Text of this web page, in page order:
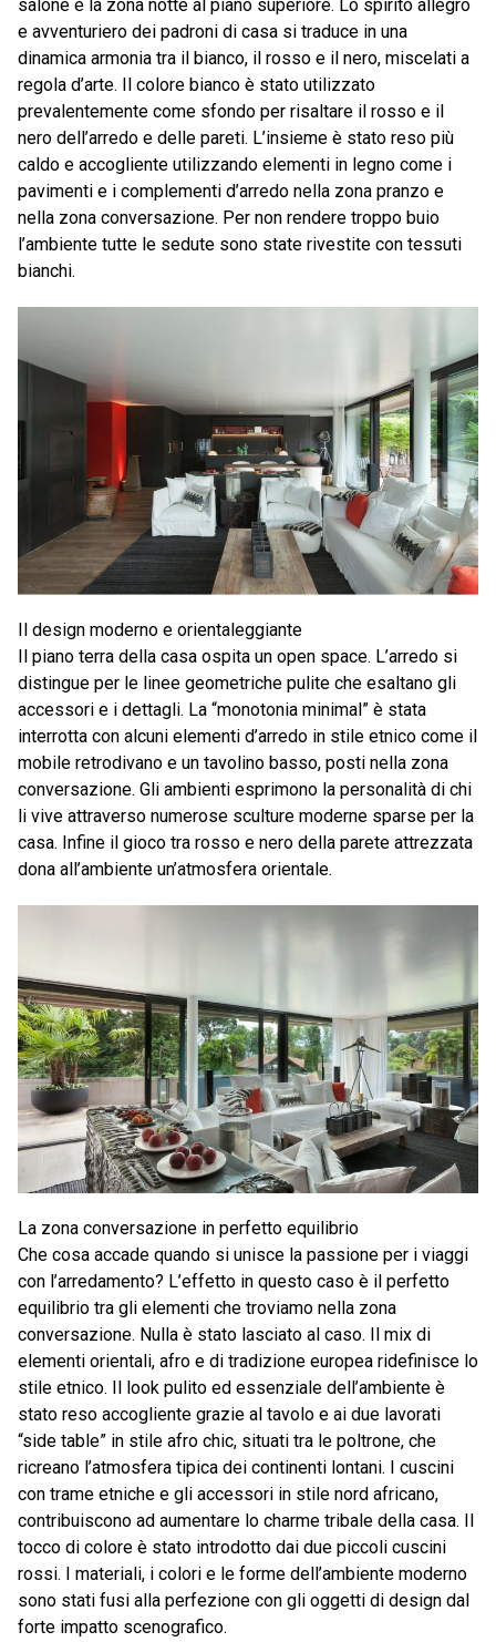
salone e la zona notte al piano superiore. Lo spirito allegro
e avventuriero dei padroni di casa si traduce in una
dinamica armonia tra il bianco, il rosso e il nero, miscelati a
regola d’arte. Il colore bianco è stato utilizzato
prevalentemente come sfondo per risaltare il rosso e il
nero dell’arredo e delle pareti. L’insieme è stato reso più
caldo e accogliente utilizzando elementi in legno come i
pavimenti e i complementi d’arredo nella zona pranzo e
nella zona conversazione. Per non rendere troppo buio
l’ambiente tutte le sedute sono state rivestite con tessuti
bianchi.
Il design moderno e orientaleggiante
Il piano terra della casa ospita un open space. L’arredo si
distingue per le linee geometriche pulite che esaltano gli
accessori e i dettagli. La “monotonia minimal” è stata
interrotta con alcuni elementi d’arredo in stile etnico come il
mobile retrodivano e un tavolino basso, posti nella zona
conversazione. Gli ambienti esprimono la personalità di chi
li vive attraverso numerose sculture moderne sparse per la
casa. Infine il gioco tra rosso e nero della parete attrezzata
dona all’ambiente un’atmosfera orientale.
La zona conversazione in perfetto equilibrio
Che cosa accade quando si unisce la passione per i viaggi
con l’arredamento? L’effetto in questo caso è il perfetto
equilibrio tra gli elementi che troviamo nella zona
conversazione. Nulla è stato lasciato al caso. Il mix di
elementi orientali, afro e di tradizione europea ridefinisce lo
stile etnico. Il look pulito ed essenziale dell’ambiente è
stato reso accogliente grazie al tavolo e ai due lavorati
“side table” in stile afro chic, situati tra le poltrone, che
ricreano l’atmosfera tipica dei continenti lontani. I cuscini
con trame etniche e gli accessori in stile nord africano,
contribuiscono ad aumentare lo charme tribale della casa. Il
tocco di colore è stato introdotto dai due piccoli cuscini
rossi. I materiali, i colori e le forme dell’ambiente moderno
sono stati fusi alla perfezione con gli oggetti di design dal
forte impatto scenografico.